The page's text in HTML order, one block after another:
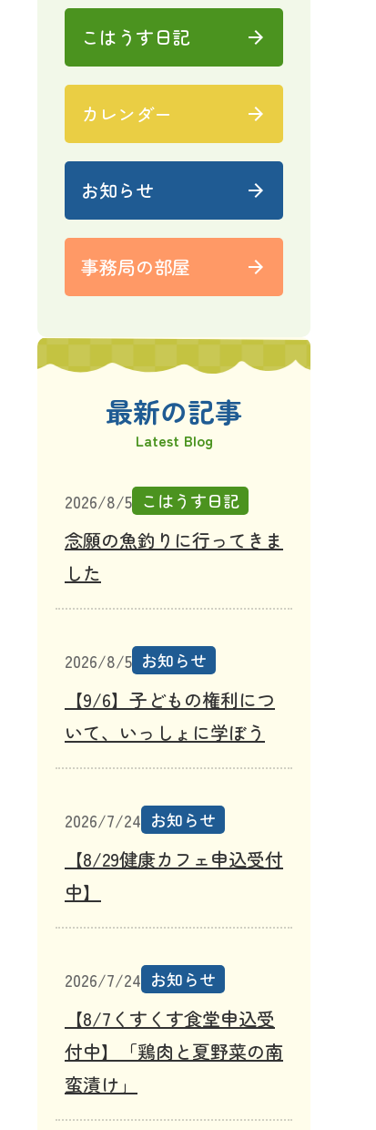
こはうす日記 arrow_forward
カレンダー arrow_forward
お知らせ arrow_forward
事務局の部屋 arrow_forward
最新の記事
Latest Blog
2026/8/5 こはうす日記
念願の魚釣りに行ってきま
した
2026/8/5 お知らせ
【9/6】子どもの権利につ
いて、いっしょに学ぼう
2026/7/24 お知らせ
【8/29健康カフェ申込受付
中】
2026/7/24 お知らせ
【8/7くすくす食堂申込受
付中】「鶏肉と夏野菜の南
蛮漬け」